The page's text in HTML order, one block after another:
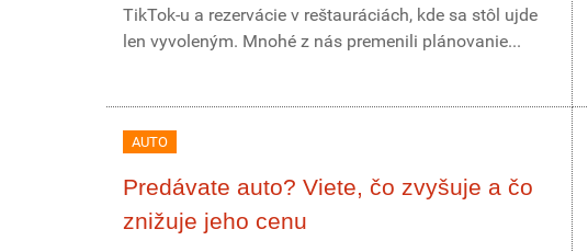
TikTok-u a rezervácie v reštauráciách, kde sa stôl ujde
len vyvoleným. Mnohé z nás premenili plánovanie...
AUTO
Predávate auto? Viete, čo zvyšuje a čo
znižuje jeho cenu